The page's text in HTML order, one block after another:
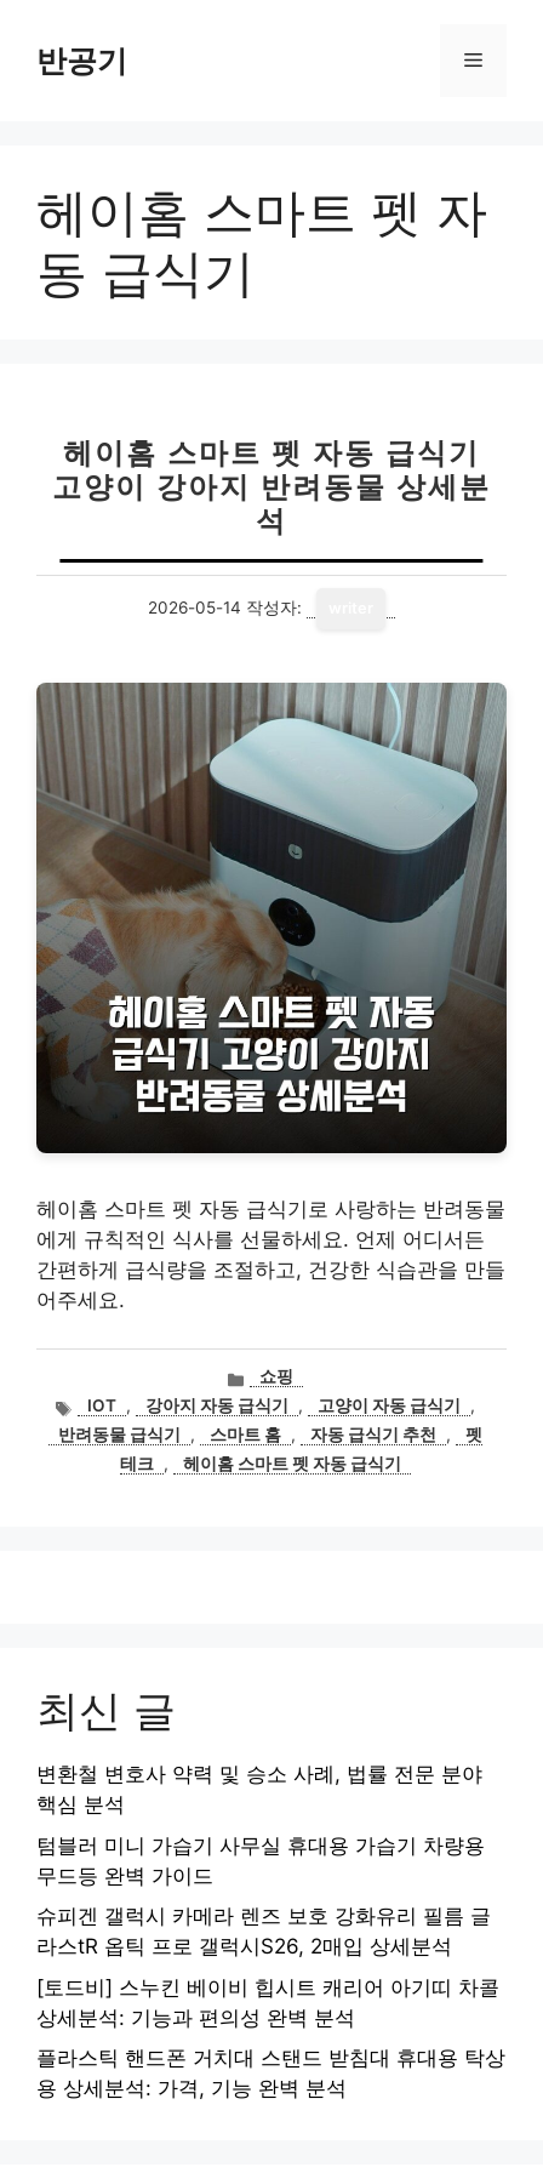
반공기 메
헤이홈 스마트 펫 자
동 급식기
헤이홈 스마트 펫 자동 급식기
고양이 강아지 반려동물 상세분
석
2026-05-14 작성자:
헤이홈 스마트 펫 자동 급식기로 사랑하는 반려동물
에게 규칙적인 식사를 선물하세요. 언제 어디서든
간편하게 급식량을 조절하고, 건강한 식습관을 만들
어주세요.
카
테
고
리
쇼핑
태
그
IOT , 강아지 자동 급식기 , 고양이 자동 급식기
,
반려동물 급식기
, 스마트 홈 , 자동 급식기 추천 ,
펫
테크 , 헤이홈 스마트 펫 자동 급식기
최신 글
변환철 변호사 약력 및 승소 사례, 법률 전문 분야
핵심 분석
텀블러 미니 가습기 사무실 휴대용 가습기 차량용
무드등 완벽 가이드
슈피겐 갤럭시 카메라 렌즈 보호 강화유리 필름 글
라스tR 옵틱 프로 갤럭시S26, 2매입 상세분석
[토드비] 스누킨 베이비 힙시트 캐리어 아기띠 차콜
상세분석: 기능과 편의성 완벽 분석
플라스틱 핸드폰 거치대 스탠드 받침대 휴대용 탁상
용 상세분석: 가격, 기능 완벽 분석